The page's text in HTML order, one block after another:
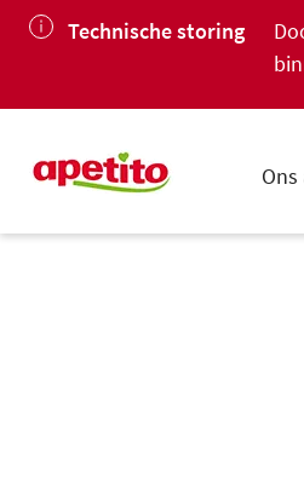
Technische storing